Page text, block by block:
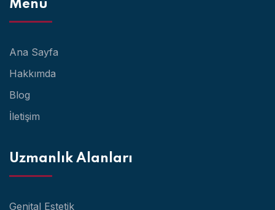
Menü
Ana Sayfa
Hakkımda
Blog
İletişim
Uzmanlık Alanları
Genital Estetik